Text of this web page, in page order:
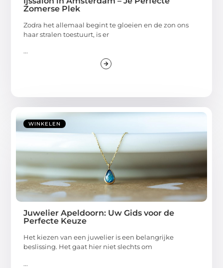
Zomerse Plek
Zodra het allemaal begint te gloeien en de zon ons
haar stralen toestuurt, is er
...
WINKELEN
Juwelier Apeldoorn: Uw Gids voor de
Perfecte Keuze
Het kiezen van een juwelier is een belangrijke
beslissing. Het gaat hier niet slechts om
...